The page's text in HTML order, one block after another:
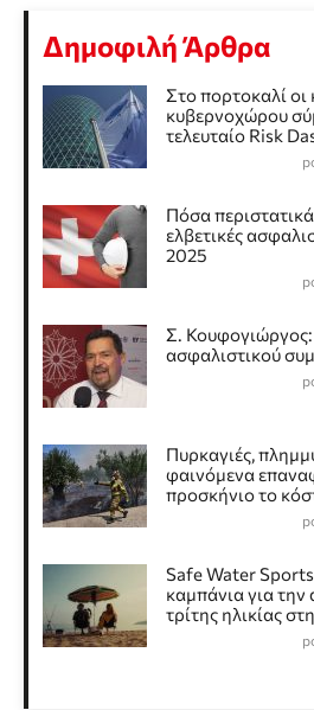
Δημοφιλή Άρθρα
Στο πορτοκαλί οι
κυβερνοχώρου
τελευταίο Risk
Πόσα
ελβετικές
2025
Σ.
ασφαλιστικού
Πυρκαγιές,
φαινόμενα
προσκήνιο το
Safe Water
καμπάνια για
τρίτης ηλικίας